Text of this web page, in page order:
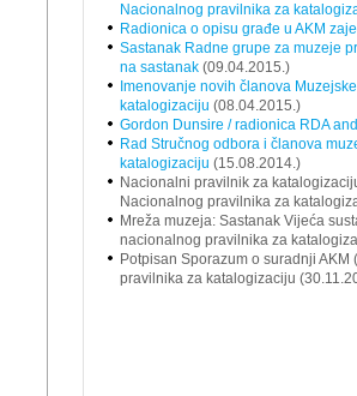
Nacionalnog pravilnika za
Radionica o opisu građe u AKM
Sastanak Radne grupe za muzeje
na sastanak (09.04.2015.)
Imenovanje novih članova
katalogizaciju (08.04.2015.)
Gordon Dunsire / radionica RDA
Rad Stručnog odbora i članova
katalogizaciju (15.08.2014.)
Nacionalni pravilnik za
Nacionalnog pravilnika za
Mreža muzeja: Sastanak Vijeća
nacionalnog pravilnika za
Potpisan Sporazum o suradnji
pravilnika za katalogizaciju